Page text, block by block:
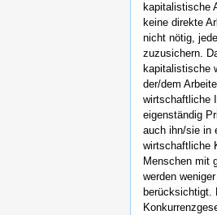
kapitalistische
keine direkte
nicht nötig,
zuzusichern.
kapitalistische
der/dem
wirtschaftliche
eigenständig
auch ihn/sie in
wirtschaftliche
Menschen mit
werden
berücksichtigt.